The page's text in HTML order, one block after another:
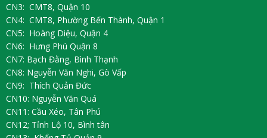
CN3: CMT8, Quận 10
CN4: CMT8, Phường Bến Thành, Quận 1
CN5: Hoàng Diệu, Quận 4
CN6: Hưng Phú Quận 8
CN7: Bạch Đằng, Bình Thạnh
CN8: Nguyễn Văn Nghi, Gò Vấp
CN9: Thích Quản Đức
CN10: Nguyễn Văn Quá
CN11: Cầu Xéo, Tân Phú
CN12; Tỉnh Lộ 10, Bình tân